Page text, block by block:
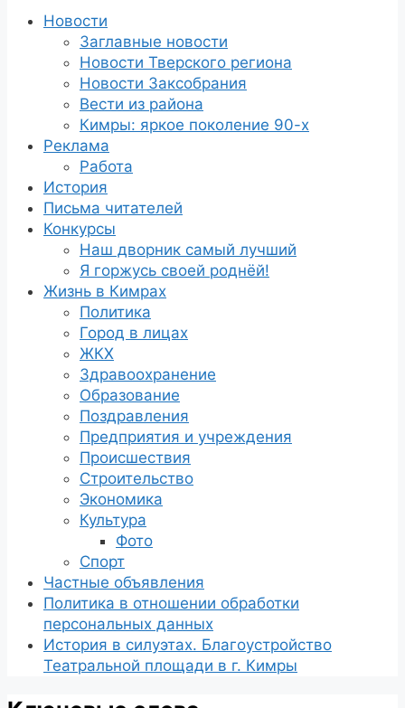
Новости
Заглавные новости
Новости Тверского региона
Новости Заксобрания
Вести из района
Кимры: яркое поколение 90-х
Реклама
Работа
История
Письма читателей
Конкурсы
Наш дворник самый лучший
Я горжусь своей роднёй!
Жизнь в Кимрах
Политика
Город в лицах
ЖКХ
Здравоохранение
Образование
Поздравления
Предприятия и учреждения
Происшествия
Строительство
Экономика
Культура
Фото
Спорт
Частные объявления
Политика в отношении обработки
персональных данных
История в силуэтах. Благоустройство
Театральной площади в г. Кимры